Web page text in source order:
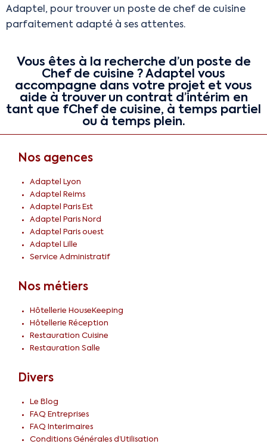
Adaptel, pour trouver un poste de chef de cuisine
parfaitement adapté à ses attentes.
Vous êtes à la recherche d’un poste de
Chef de cuisine ? Adaptel vous
accompagne dans votre projet et vous
aide à trouver un contrat d’intérim en
tant que fChef de cuisine, à temps partiel
ou à temps plein.
Nos agences
Adaptel Lyon
Adaptel Reims
Adaptel Paris Est
Adaptel Paris Nord
Adaptel Paris ouest
Adaptel Lille
Service Administratif
Nos métiers
Hôtellerie HouseKeeping
Hôtellerie Réception
Restauration Cuisine
Restauration Salle
Divers
Le Blog
FAQ Entreprises
FAQ Interimaires
Conditions Générales d’Utilisation